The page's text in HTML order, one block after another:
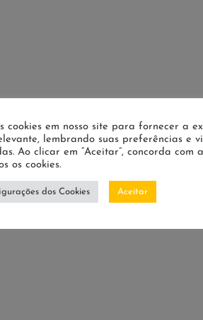
cookies em nosso site para fornecer a
lembrando suas preferências e
Ao clicar em “Aceitar”, concorda com
os cookies.
dos Cookies Aceitar